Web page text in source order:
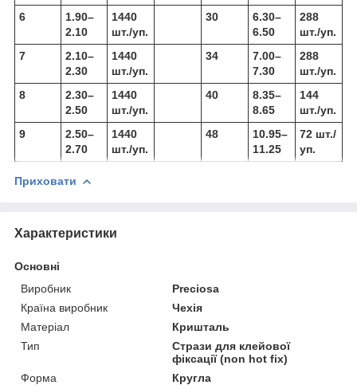
6
1.90–
2.10
1440
шт./уп.
30
6.30–
6.50
288
шт./уп.
7
2.10–
2.30
1440
шт./уп.
34
7.00–
7.30
288
шт./уп.
8
2.30–
2.50
1440
шт./уп.
40
8.35–
8.65
144
шт./уп.
9
2.50–
2.70
1440
шт./уп.
48
10.95–
11.25
72 шт./
уп.
Приховати
Характеристики
Основні
Виробник
Preciosa
Країна виробник
Чехія
Матеріал
Кришталь
Тип
Стрази для клейової
фіксації (non hot fix)
Форма
Кругла